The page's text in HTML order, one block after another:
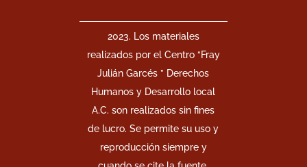
2023. Los materiales
realizados por el Centro “Fray
Julián Garcés ” Derechos
Humanos y Desarrollo local
A.C. son realizados sin fines
de lucro. Se permite su uso y
reproducción siempre y